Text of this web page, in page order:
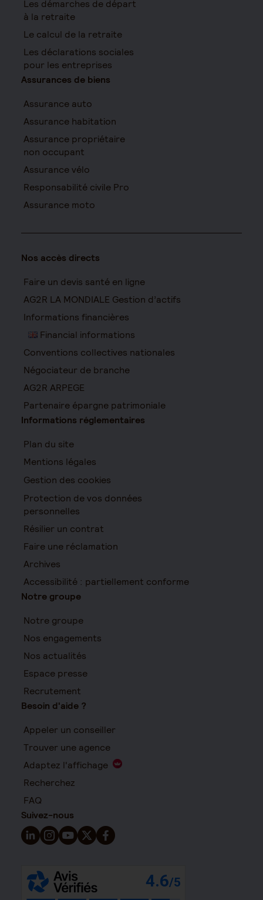
Les démarches de départ
à la retraite
Le calcul de la retraite
Les déclarations sociales
pour les entreprises
Assurances de biens
Assurance auto
Assurance habitation
Assurance propriétaire
non occupant
Assurance vélo
Responsabilité civile Pro
Assurance moto
Nos accès directs
Faire un devis santé en ligne
AG2R LA MONDIALE Gestion d’actifs
Informations financières
Financial informations
Conventions collectives nationales
Négociateur de branche
AG2R ARPEGE
Partenaire épargne patrimoniale
Informations réglementaires
Plan du site
Mentions légales
Gestion des cookies
Protection de vos données
personnelles
Résilier un contrat
Faire une réclamation
Archives
Accessibilité : partiellement conforme
Notre groupe
Notre groupe
Nos engagements
Nos actualités
Espace presse
Recrutement
Besoin d'aide ?
Appeler un conseiller
Trouver une agence
Adaptez l'affichage
Recherchez
FAQ
Suivez-nous
Suivez-nous sur LinkedIn - Nouvelle fenêtre
Suivez-nous sur Instagram - Nouvelle fenêtre
Suivez-nous sur YouTube - Nouvelle fenêtre
Suivez-nous sur X - Nouvelle fenêtre
Suivez-nous sur Facebook - Nouvelle